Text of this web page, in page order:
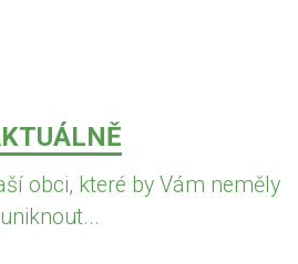
KTUÁLNĚ
obci, které by Vám neměly
uniknout...